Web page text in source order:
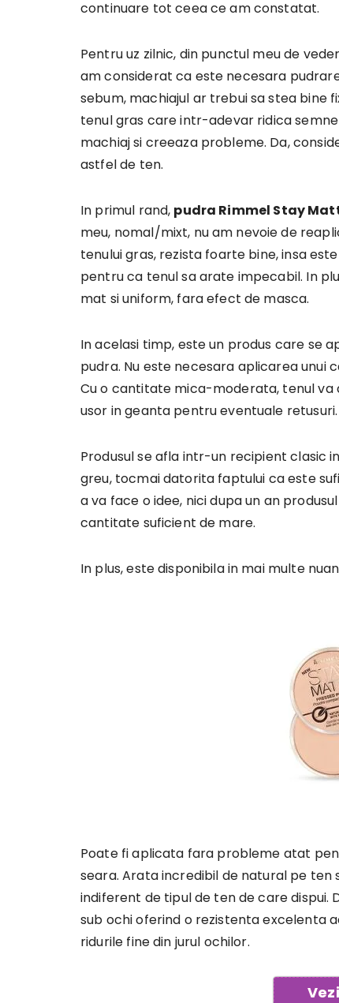
continuare tot ceea ce am constatat.
Pentru uz zilnic, din punctul meu de
am considerat ca este necesara
sebum, machiajul ar trebui sa stea bine
tenul gras care intr-adevar ridica
machiaj si creeaza probleme. Da,
astfel de ten.
In primul rand, pudra Rimmel Stay
meu, nomal/mixt, nu am nevoie de
tenului gras, rezista foarte bine, insa
pentru ca tenul sa arate impecabil. In
mat si uniform, fara efect de masca.
In acelasi timp, este un produs care se
pudra. Nu este necesara aplicarea unui
Cu o cantitate mica-moderata, tenul
usor in geanta pentru eventuale retusuri.
Produsul se afla intr-un recipient clasic
greu, tocmai datorita faptului ca este
a va face o idee, nici dupa un an
cantitate suficient de mare.
In plus, este disponibila in mai multe
Poate fi aplicata fara probleme atat
seara. Arata incredibil de natural pe
indiferent de tipul de ten de care dispui.
sub ochi oferind o rezistenta excelenta
ridurile fine din jurul ochilor.